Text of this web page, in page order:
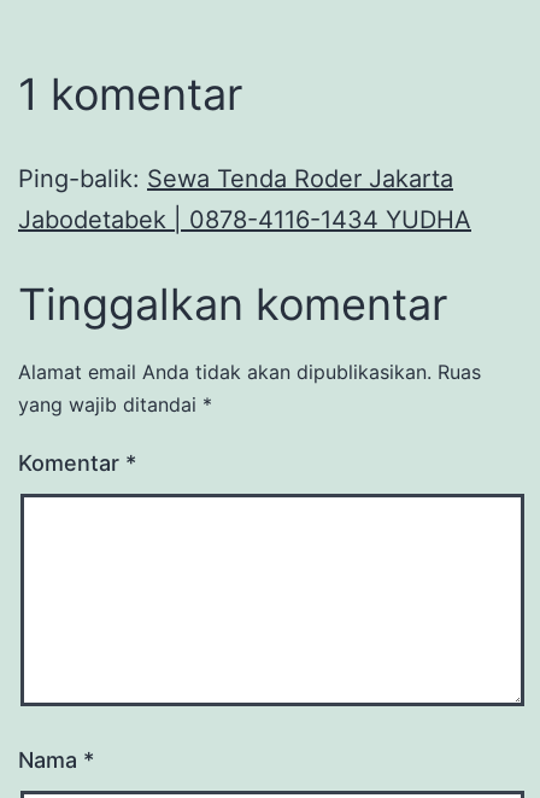
1 komentar
Ping-balik: Sewa Tenda Roder Jakarta
Jabodetabek | 0878-4116-1434 YUDHA
Tinggalkan komentar
Alamat email Anda tidak akan dipublikasikan. Ruas
yang wajib ditandai *
Komentar *
Nama *